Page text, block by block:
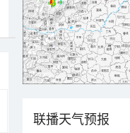
联播天气预报